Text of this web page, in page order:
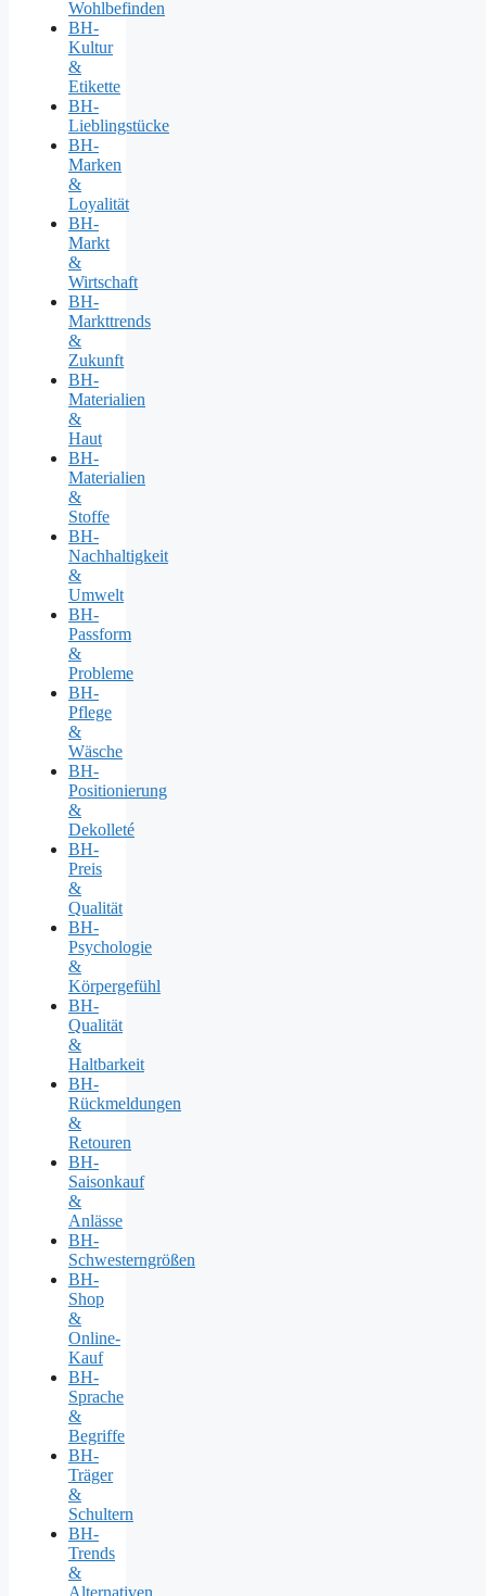
Wohlbefinden
BH-
Kultur
&
Etikette
BH-
Lieblingstücke
BH-
Marken
&
Loyalität
BH-
Markt
&
Wirtschaft
BH-
Markttrends
&
Zukunft
BH-
Materialien
&
Haut
BH-
Materialien
&
Stoffe
BH-
Nachhaltigkeit
&
Umwelt
BH-
Passform
&
Probleme
BH-
Pflege
&
Wäsche
BH-
Positionierung
&
Dekolleté
BH-
Preis
&
Qualität
BH-
Psychologie
&
Körpergefühl
BH-
Qualität
&
Haltbarkeit
BH-
Rückmeldungen
&
Retouren
BH-
Saisonkauf
&
Anlässe
BH-
Schwesterngrößen
BH-
Shop
&
Online-
Kauf
BH-
Sprache
&
Begriffe
BH-
Träger
&
Schultern
BH-
Trends
&
Alternativen